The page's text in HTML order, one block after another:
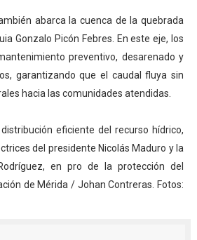
abarca la cuenca de la quebrada
Gonzalo Picón Febres. En este eje, los
preventivo, desarenado y
garantizando que el caudal fluya sin
hacia las comunidades atendidas.
eficiente del recurso hídrico,
del presidente Nicolás Maduro y la
en pro de la protección del
de Mérida / Johan Contreras. Fotos: